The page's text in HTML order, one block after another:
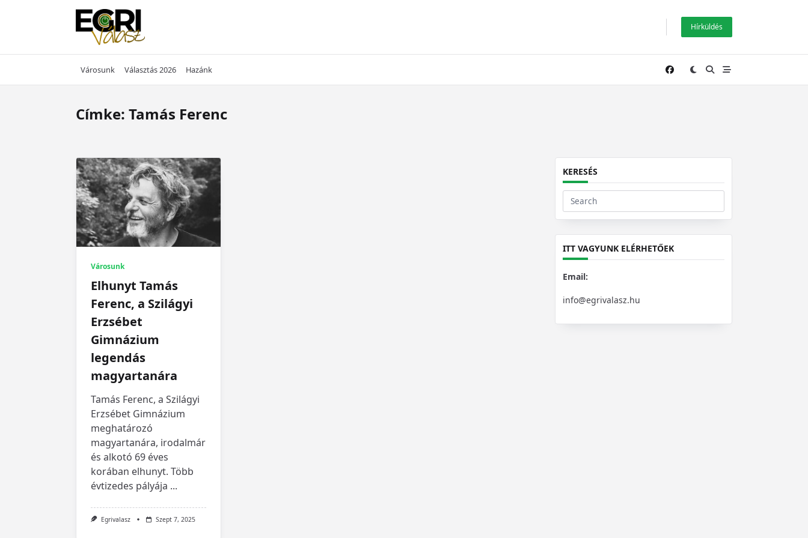
Hírküldés
Városunk Választás 2026 Hazánk
Címke: Tamás Ferenc
Városunk
Elhunyt Tamás
Ferenc, a Szilágyi
Erzsébet
Gimnázium
legendás
magyartanára
Tamás Ferenc, a Szilágyi
Erzsébet Gimnázium
meghatározó
magyartanára, irodalmár
és alkotó 69 éves
korában elhunyt. Több
évtizedes pályája ...
Egrivalasz Szept 7, 2025
KERESÉS
Search
for:
ITT VAGYUNK ELÉRHETŐEK
Email:
info@egrivalasz.hu